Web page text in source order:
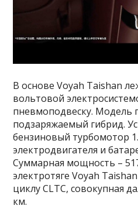
В основе Voyah Taishan
вольтовой
пневмоподвеску. Модель
подзаряжаемый гибрид.
бензиновый турбомотор
электродвигателя и
Суммарная мощность –
электротяге Voyah
циклу CLTC, совокупная
км.